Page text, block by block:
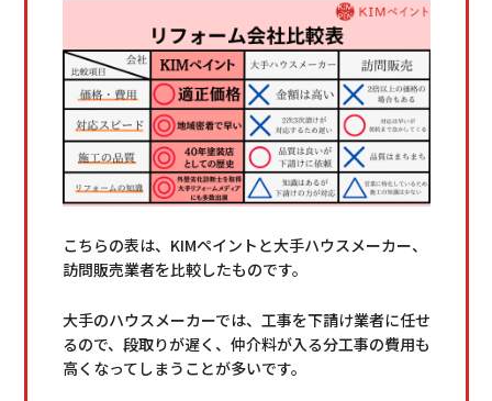
こちらの表は、KIMペイントと大手ハウスメーカー、
訪問販売業者を比較したものです。
大手のハウスメーカーでは、工事を下請け業者に任せ
るので、段取りが遅く、仲介料が入る分工事の費用も
高くなってしまうことが多いです。